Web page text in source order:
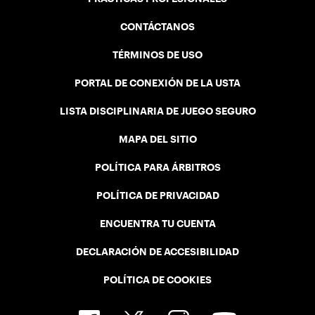
CONTÁCTANOS
TÉRMINOS DE USO
PORTAL DE CONEXIÓN DE LA USTA
LISTA DISCIPLINARIA DE JUEGO SEGURO
MAPA DEL SITIO
POLÍTICA PARA ÁRBITROS
POLÍTICA DE PRIVACIDAD
ENCUENTRA TU CUENTA
DECLARACIÓN DE ACCESIBILIDAD
POLÍTICA DE COOKIES